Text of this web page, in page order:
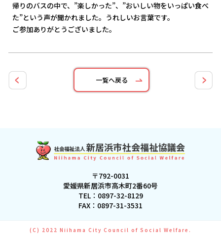
帰りのバスの中で、”楽しかった”、”おいしい物をいっぱい食べ
た”という声が聞かれました。うれしいお言葉です。
ご参加ありがとうございました。
一覧へ戻る
〒792-0031
愛媛県新居浜市高木町2番60号
TEL： 0897-32-8129
FAX：0897-31-3531
(C) 2022 Niihama City Council of Social Welfare.